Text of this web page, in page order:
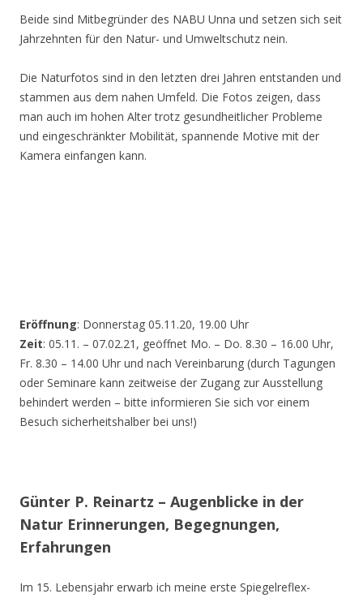
Beide sind Mitbegründer des NABU Unna und setzen sich seit
Jahrzehnten für den Natur- und Umweltschutz nein.
Die Naturfotos sind in den letzten drei Jahren entstanden und
stammen aus dem nahen Umfeld. Die Fotos zeigen, dass
man auch im hohen Alter trotz gesundheitlicher Probleme
und eingeschränkter Mobilität, spannende Motive mit der
Kamera einfangen kann.
Eröffnung: Donnerstag 05.11.20, 19.00 Uhr
Zeit: 05.11. – 07.02.21, geöffnet Mo. – Do. 8.30 – 16.00 Uhr,
Fr. 8.30 – 14.00 Uhr und nach Vereinbarung (durch Tagungen
oder Seminare kann zeitweise der Zugang zur Ausstellung
behindert werden – bitte informieren Sie sich vor einem
Besuch sicherheitshalber bei uns!)
Günter P. Reinartz – Augenblicke in der
Natur Erinnerungen, Begegnungen,
Erfahrungen
Im 15. Lebensjahr erwarb ich meine erste Spiegelreflex-